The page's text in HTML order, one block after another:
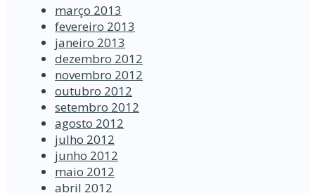
março 2013
fevereiro 2013
janeiro 2013
dezembro 2012
novembro 2012
outubro 2012
setembro 2012
agosto 2012
julho 2012
junho 2012
maio 2012
abril 2012